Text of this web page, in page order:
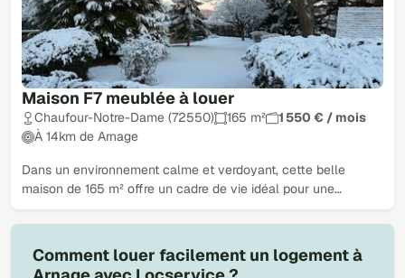
Maison F7 meublée à louer
Chaufour-Notre-Dame (72550) 165 m²
1 550 € / mois
À 14km de Arnage
Dans un environnement calme et verdoyant, cette belle
maison de 165 m² offre un cadre de vie idéal pour une…
Comment louer facilement un logement à